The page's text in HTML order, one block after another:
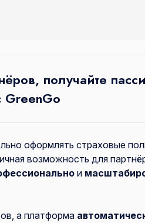
получайте
GreenGo
оформлять страховые
возможность для
и
а платформа